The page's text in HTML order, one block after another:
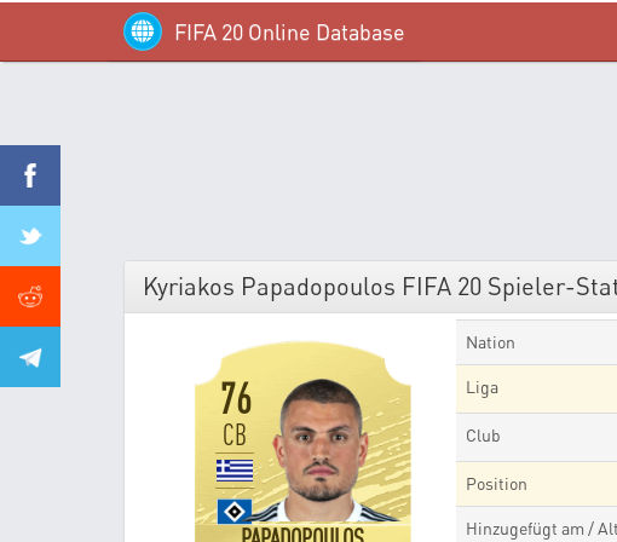
FIFA 20 Online Database
Kyriakos Papadopoulos FIFA 20 Spieler-
76
CB
Nation
Liga
Club
Position
Hinzugefügt am /